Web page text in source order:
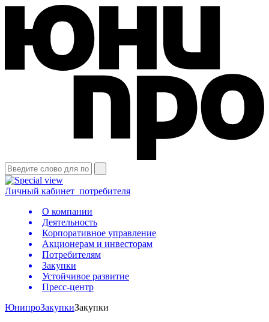
Личный кабинет потребителя
О компании
Деятельность
Корпоративное управление
Акционерам и инвесторам
Потребителям
Закупки
Устойчивое развитие
Пресс-центр
ЮнипроЗакупкиЗакупки